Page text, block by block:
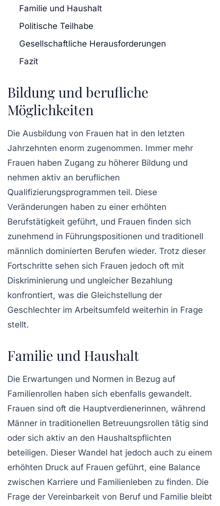
Familie und Haushalt
Politische Teilhabe
Gesellschaftliche Herausforderungen
Fazit
Bildung und berufliche
Möglichkeiten
Die Ausbildung von Frauen hat in den letzten
Jahrzehnten enorm zugenommen. Immer mehr
Frauen haben Zugang zu höherer Bildung und
nehmen aktiv an beruflichen
Qualifizierungsprogrammen teil. Diese
Veränderungen haben zu einer erhöhten
Berufstätigkeit geführt, und Frauen finden sich
zunehmend in Führungspositionen und traditionell
männlich dominierten Berufen wieder. Trotz dieser
Fortschritte sehen sich Frauen jedoch oft mit
Diskriminierung und ungleicher Bezahlung
konfrontiert, was die Gleichstellung der
Geschlechter im Arbeitsumfeld weiterhin in Frage
stellt.
Familie und Haushalt
Die Erwartungen und Normen in Bezug auf
Familienrollen haben sich ebenfalls gewandelt.
Frauen sind oft die Hauptverdienerinnen, während
Männer in traditionellen Betreuungsrollen tätig sind
oder sich aktiv an den Haushaltspflichten
beteiligen. Dieser Wandel hat jedoch auch zu einem
erhöhten Druck auf Frauen geführt, eine Balance
zwischen Karriere und Familienleben zu finden. Die
Frage der Vereinbarkeit von Beruf und Familie bleibt